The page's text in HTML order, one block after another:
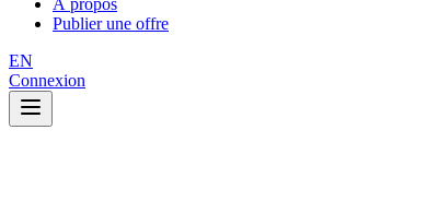
À propos
Publier une offre
EN
Connexion